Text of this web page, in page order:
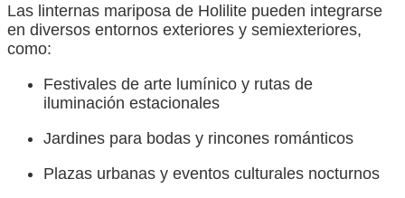
Las linternas mariposa de Holilite pueden integrarse
en diversos entornos exteriores y semiexteriores,
como:
Festivales de arte lumínico y rutas de
iluminación estacionales
Jardines para bodas y rincones románticos
Plazas urbanas y eventos culturales nocturnos